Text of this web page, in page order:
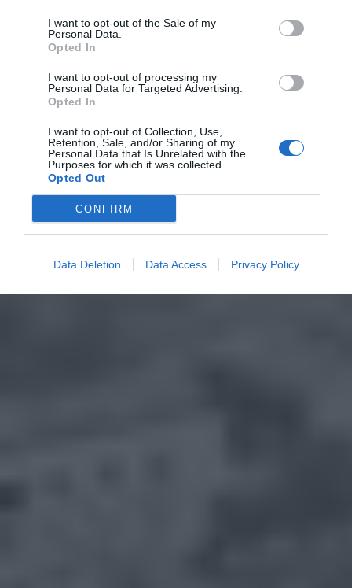
I want to opt-out of the Sale of my
Personal Data.
Opted In
I want to opt-out of processing my
Personal Data for Targeted Advertising.
Opted In
I want to opt-out of Collection, Use,
Retention, Sale, and/or Sharing of my
Personal Data that Is Unrelated with the
Purposes for which it was collected.
Opted Out
CONFIRM
Data Deletion Data Access Privacy Policy